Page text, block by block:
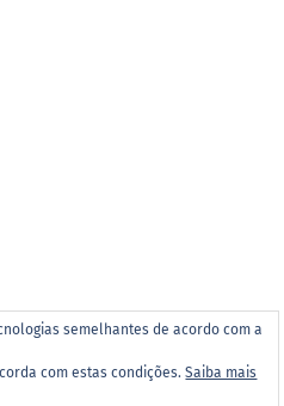
semelhantes de acordo com a
com estas condições.Saiba mais